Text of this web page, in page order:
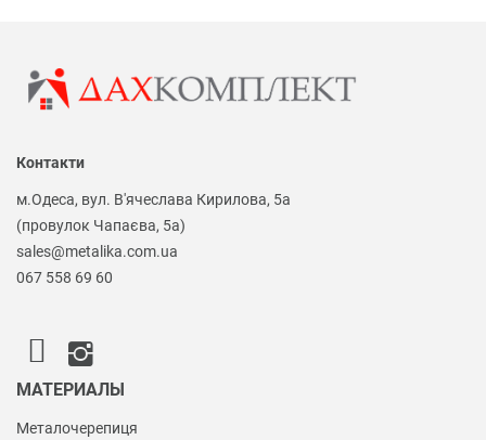
Контакти
м.Одеса, вул. В'ячеслава Кирилова, 5а
(провулок Чапаєва, 5а)
sales@metalika.com.ua
067 558 69 60
МАТЕРИАЛЫ
Металочерепиця